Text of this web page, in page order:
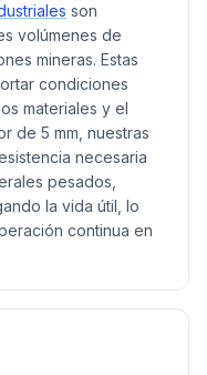
son
volúmenes de
mineras. Estas
condiciones
materiales y el
de 5 mm, nuestras
necesaria
pesados,
la vida útil, lo
continua en